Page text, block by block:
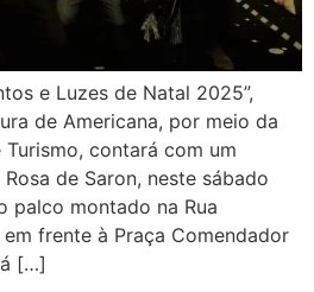
e Luzes de Natal 2025”,
de Americana, por meio da
contará com um
de Saron, neste sábado
palco montado na Rua
frente à Praça Comendador
[…]